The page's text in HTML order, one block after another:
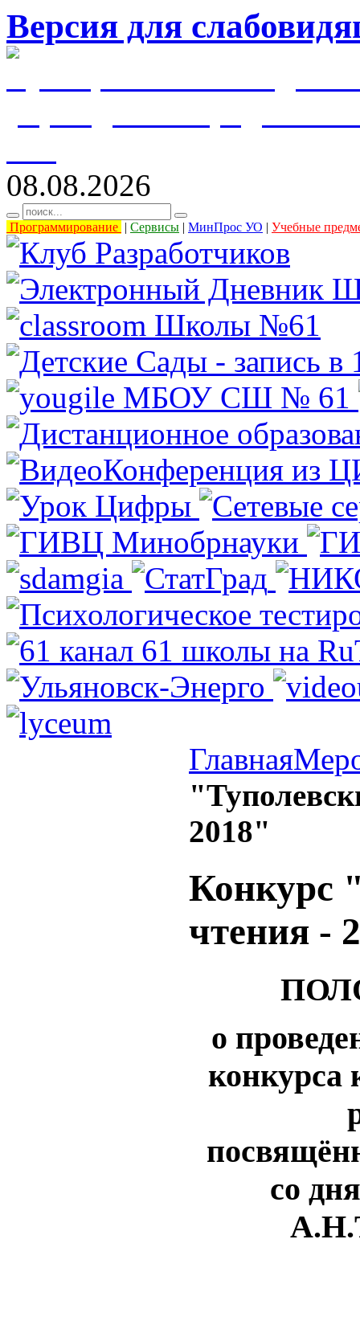
Версия для
08.08.2026
Программирование | Сервисы | МинПрос УО | Учебные
Главная
2018"
Конкурс
чтения -
о
со